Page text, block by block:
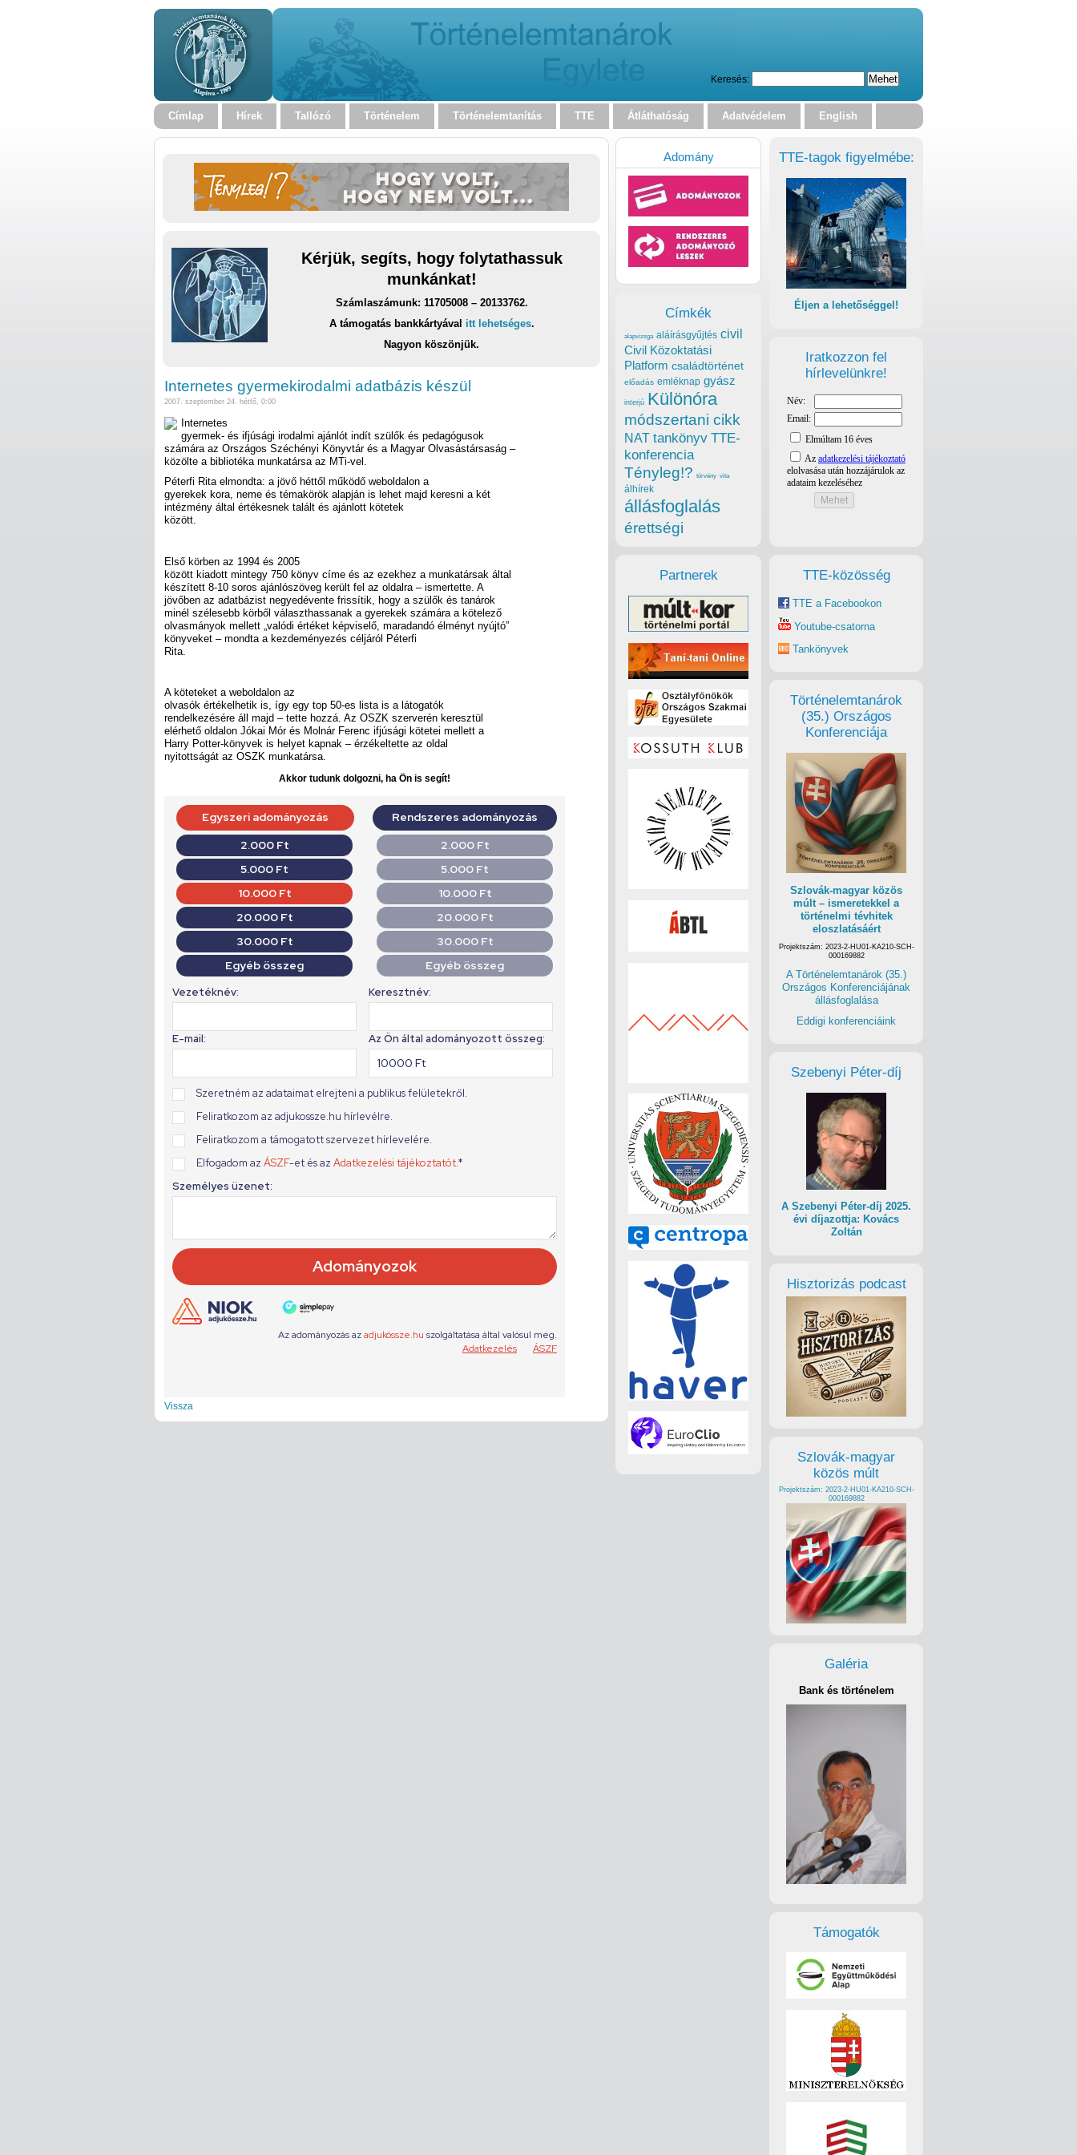
Keresés:
Címlap Hírek Tallózó Történelem Történelemtanítás TTE Átláthatóság Adatvédelem English
Kérjük, segíts, hogy folytathassuk
munkánkat!
Számlaszámunk: 11705008 – 20133762.
A támogatás bankkártyával itt lehetséges.
Nagyon köszönjük.
Internetes gyermekirodalmi adatbázis készül
2007. szeptember 24. hétfő, 0:00
Internetes
gyermek- és ifjúsági irodalmi ajánlót indít szülők és pedagógusok
számára az Országos Széchényi Könyvtár és a Magyar Olvasástársaság –
közölte a bibliotéka munkatársa az MTi-vel.
Péterfi Rita elmondta: a jövő héttől működő weboldalon a
gyerekek kora, neme és témakörök alapján is lehet majd keresni a két
intézmény által értékesnek talált és ajánlott kötetek
között.
Első körben az 1994 és 2005
között kiadott mintegy 750 könyv címe és az ezekhez a munkatársak által
készített 8-10 soros ajánlószöveg került fel az oldalra – ismertette. A
jövőben az adatbázist negyedévente frissítik, hogy a szülők és tanárok
minél szélesebb körből választhassanak a gyerekek számára a kötelező
olvasmányok mellett „valódi értéket képviselő, maradandó élményt nyújtó”
könyveket – mondta a kezdeményezés céljáról Péterfi
Rita.
A köteteket a weboldalon az
olvasók értékelhetik is, így egy top 50-es lista is a látogatók
rendelkezésére áll majd – tette hozzá. Az OSZK szerverén keresztül
elérhető oldalon Jókai Mór és Molnár Ferenc ifjúsági kötetei mellett a
Harry Potter-könyvek is helyet kapnak – érzékeltette az oldal
nyitottságát az OSZK munkatársa.
Akkor tudunk dolgozni, ha Ön is segít!
Vissza
TTE-tagok figyelmébe:
Éljen a lehetőséggel!
Iratkozzon fel
hírlevelünkre!
TTE-közösség
TTE a Facebookon
Youtube-csatorna
Tankönyvek
Történelemtanárok
(35.) Országos
Konferenciája
Szlovák-magyar közös
múlt – ismeretekkel a
történelmi tévhitek
eloszlatásáért
Projektszám: 2023-2-HU01-KA210-SCH-
000169882
A Történelemtanárok (35.)
Országos Konferenciájának
állásfoglalása
Eddigi konferenciáink
Szebenyi Péter-díj
A Szebenyi Péter-díj 2025.
évi díjazottja: Kovács
Zoltán
Hisztorizás podcast
Szlovák-magyar
közös múlt
Projektszám: 2023-2-HU01-KA210-SCH-
000169882
Galéria
Bank és történelem
Támogatók
Adomány
Címkék
alapvizsga aláírásgyűjtés civil
Civil Közoktatási
Platform családtörténet
előadás emléknap gyász
interjú Különóra
módszertani cikk
NAT tankönyv TTE-
konferencia
Tényleg!? törvény vita
álhírek
állásfoglalás
érettségi
Partnerek